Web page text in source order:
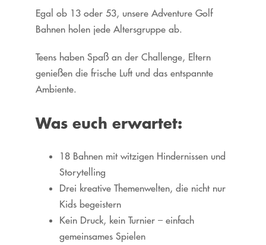
Egal ob 13 oder 53, unsere Adventure Golf
Bahnen holen jede Altersgruppe ab.
Teens haben Spaß an der Challenge, Eltern
genießen die frische Luft und das entspannte
Ambiente.
Was euch erwartet:
18 Bahnen mit witzigen Hindernissen und
Storytelling
Drei kreative Themenwelten, die nicht nur
Kids begeistern
Kein Druck, kein Turnier – einfach
gemeinsames Spielen